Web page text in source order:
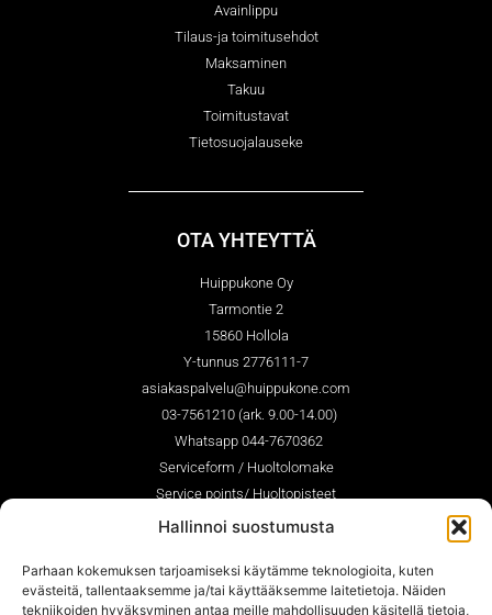
Hallinnoi suostumusta
Parhaan kokemuksen tarjoamiseksi käytämme teknologioita, kuten
evästeitä, tallentaaksemme ja/tai käyttääksemme laitetietoja. Näiden
tekniikoiden hyväksyminen antaa meille mahdollisuuden käsitellä tietoja,
Avainlippu
Tilaus-ja toimitusehdot
Maksaminen
Takuu
Toimitustavat
Tietosuojalauseke
OTA YHTEYTTÄ
Huippukone Oy
Tarmontie 2
15860 Hollola
Y-tunnus 2776111-7
asiakaspalvelu@huippukone.com
03-7561210 (ark. 9.00-14.00)
Whatsapp 044-7670362
Serviceform / Huoltolomake
Service points/ Huoltopisteet
SEURAA MEITÄ